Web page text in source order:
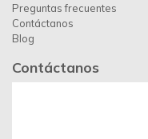
Preguntas frecuentes
Contáctanos
Blog
Contáctanos